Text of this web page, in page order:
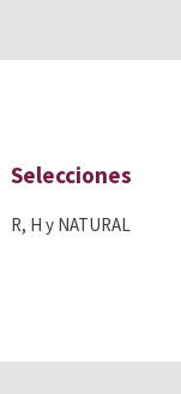
Selecciones
R, H y NATURAL